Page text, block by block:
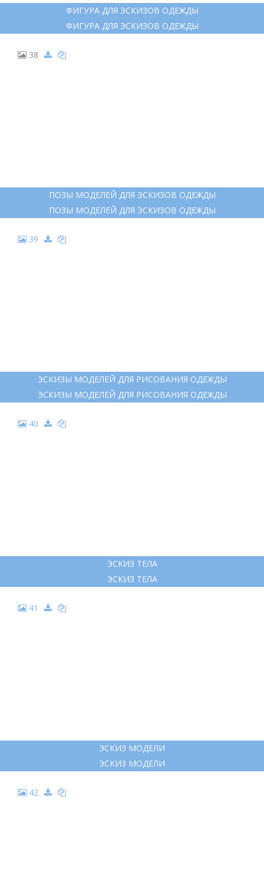
ФИГУРА ДЛЯ ЭСКИЗОВ ОДЕЖДЫ
ФИГУРА ДЛЯ ЭСКИЗОВ ОДЕЖДЫ
38
ПОЗЫ МОДЕЛЕЙ ДЛЯ ЭСКИЗОВ ОДЕЖДЫ
ПОЗЫ МОДЕЛЕЙ ДЛЯ ЭСКИЗОВ ОДЕЖДЫ
39
ЭСКИЗЫ МОДЕЛЕЙ ДЛЯ РИСОВАНИЯ ОДЕЖДЫ
ЭСКИЗЫ МОДЕЛЕЙ ДЛЯ РИСОВАНИЯ ОДЕЖДЫ
40
ЭСКИЗ ТЕЛА
ЭСКИЗ ТЕЛА
41
ЭСКИЗ МОДЕЛИ
ЭСКИЗ МОДЕЛИ
42